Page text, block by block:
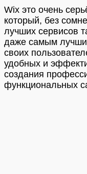
Wix это очень
который, без
лучших сервисов
даже самым
своих
удобных и
создания
функциональных